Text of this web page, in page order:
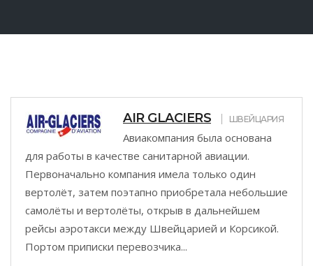
AIR GLACIERS ШВЕЙЦАРИЯ
Авиакомпания была основана
для работы в качестве санитарной авиации.
Первоначально компания имела только один
вертолёт, затем поэтапно приобретала небольшие
самолёты и вертолёты, открыв в дальнейшем
рейсы аэротакси между Швейцарией и Корсикой.
Портом приписки перевозчика...